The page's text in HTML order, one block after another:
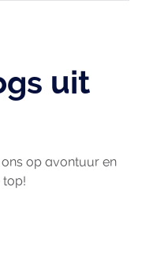
uit
op avontuur en
top!